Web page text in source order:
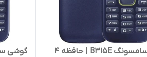
گوشی سامسونگ B۳۱۵E | حافظه ۴